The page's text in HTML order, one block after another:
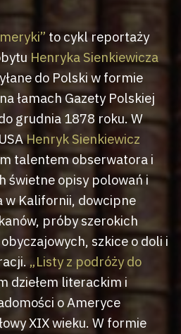
to cykl reportaży
Henryka Sienkiewicza
do Polski w formie
łamach Gazety Polskiej
grudnia 1878 roku. W
Henryk Sienkiewicz
talentem obserwatora i
świetne opisy polowań i
w Kalifornii, dowcipne
próby szerokich
szkice o doli i
„Listy z podróży do
dziełem literackim i
o Ameryce
XIX wieku. W formie